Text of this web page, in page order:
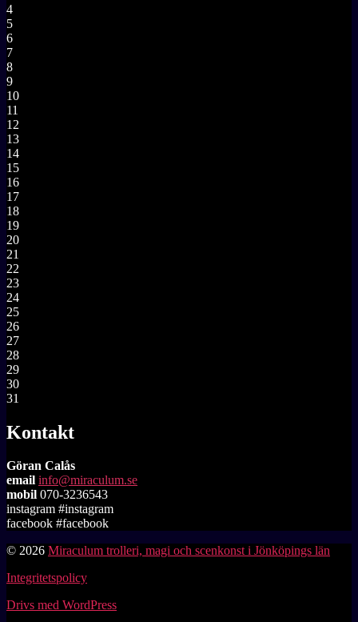
4
5
6
7
8
9
10
11
12
13
14
15
16
17
18
19
20
21
22
23
24
25
26
27
28
29
30
31
Kontakt
Göran Calås
email info@miraculum.se
mobil 070-3236543
instagram #instagram
facebook #facebook
© 2026 Miraculum trolleri, magi och scenkonst i Jönköpings län
Integritetspolicy
Drivs med WordPress